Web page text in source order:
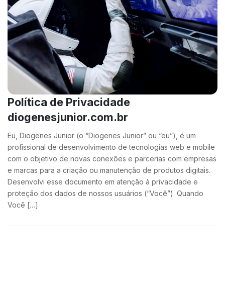
Política de Privacidade
diogenesjunior.com.br
Eu, Diogenes Junior (o “Diogenes Junior” ou “eu”), é um
profissional de desenvolvimento de tecnologias web e mobile
com o objetivo de novas conexões e parcerias com empresas
e marcas para a criação ou manutenção de produtos digitais.
Desenvolvi esse documento em atenção à privacidade e
proteção dos dados de nossos usuários (“Você”). Quando
Você […]